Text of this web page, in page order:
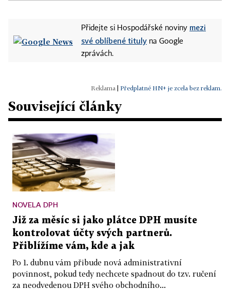
Přidejte si Hospodářské noviny mezi
své oblíbené tituly na Google
zprávách.
Předplatné HN+ je zcela bez reklam.
Související články
NOVELA DPH
Již za měsíc si jako plátce DPH musíte
kontrolovat účty svých partnerů.
Přiblížíme vám, kde a jak
Po 1. dubnu vám přibude nová administrativní
povinnost, pokud tedy nechcete spadnout do tzv. ručení
za neodvedenou DPH svého obchodního...